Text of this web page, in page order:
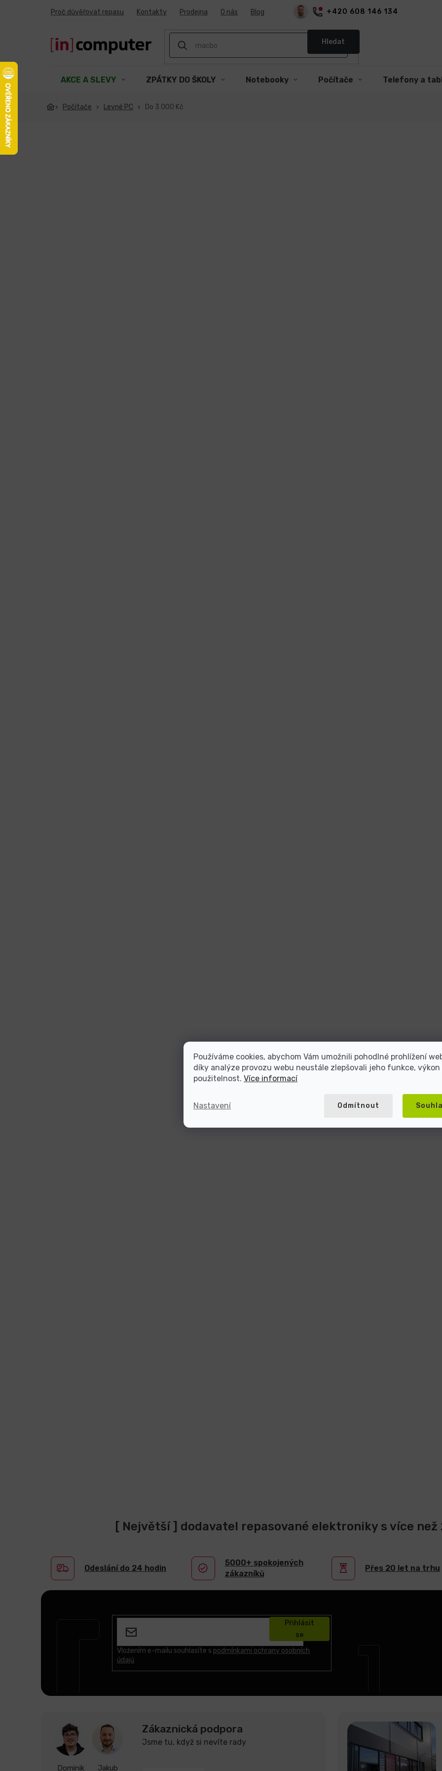
Používáme cookies, abychom Vám umožnili pohodlné prohlížení
díky analýze provozu webu neustále zlepšovali jeho funkce, výkon
použitelnost. Více informací
Nastavení Odmítnout
+420 608 146 134
Proč důvěřovat repasu Kontakty Prodejna O nás Blog
Hledat
AKCE A SLEVY ZPÁTKY DO ŠKOLY Notebooky Počítače Telefony a
Počítače Levné PC Do 3 000 Kč
[ Největší ] dodavatel repasované elektroniky s více
Odeslání do 24 hodin
5000+ spokojených
zákazníků
Přes 20 let na trhu
Vložením e-mailu souhlasíte s podmínkami ochrany osobních
údajů
Přihlásit
se
Dominik Jakub
Zákaznická podpora
Jsme tu, když si nevíte rady